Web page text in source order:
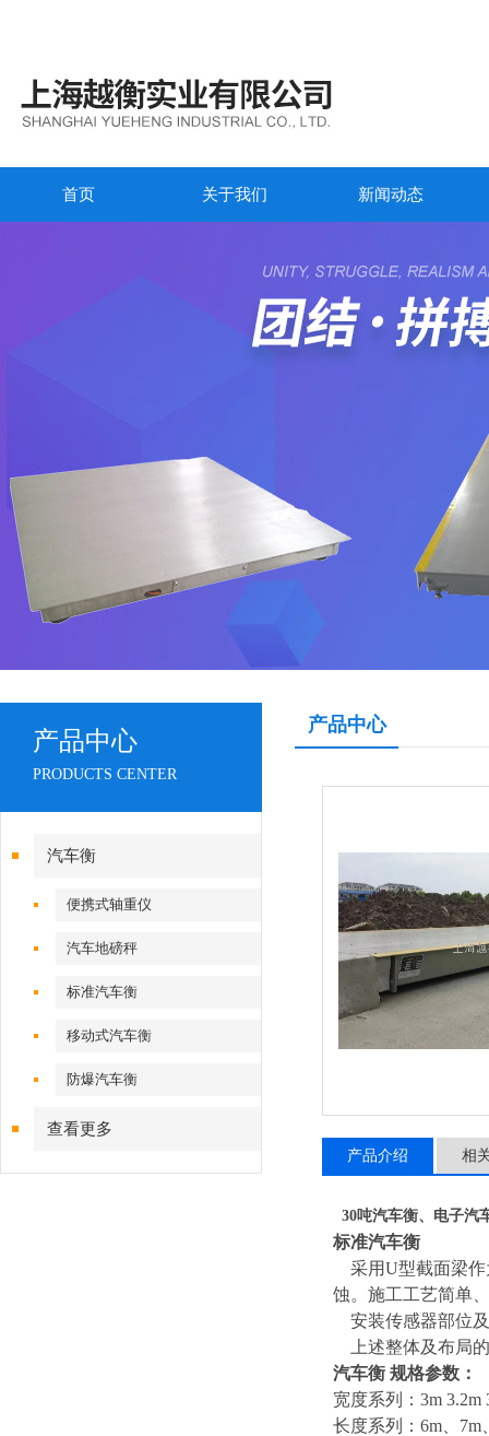
首页 关于我们 新闻动态
产品中心
PRODUCTS CENTER
汽车衡
便携式轴重仪
汽车地磅秤
标准汽车衡
移动式汽车衡
防爆汽车衡
查看更多
产品中心
产品介绍 相
30吨汽车衡、电子汽
标准汽车衡
采用U型截面梁
蚀。施工工艺简单
安装传感器部位
上述整体及布局
汽车衡 规格参数：
宽度系列：3m 3.2m
长度系列：6m、7m